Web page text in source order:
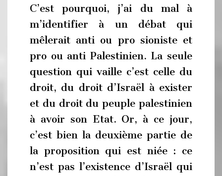
C’est pourquoi, j’ai du mal à
m’identifier à un débat qui
mêlerait anti ou pro sioniste et
pro ou anti Palestinien. La seule
question qui vaille c’est celle du
droit, du droit d’Israël à exister
et du droit du peuple palestinien
à avoir son Etat. Or, à ce jour,
c’est bien la deuxième partie de
la proposition qui est niée : ce
n’est pas l’existence d’Israël qui